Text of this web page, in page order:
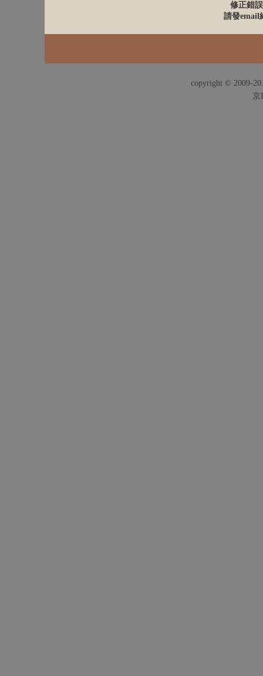
修正錯
請發email
copyright © 2009-
京